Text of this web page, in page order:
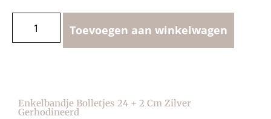
Toevoegen aan winkelwagen
Enkelbandje Bolletjes 24 + 2 Cm Zilver
Gerhodineerd